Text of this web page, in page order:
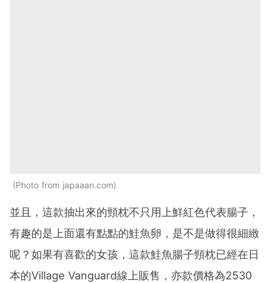
Photo from japaaan.com
並且，這款抽出來的頸枕不只用上鮮紅色代表腸子，
有趣的是上面還有點點的鮭魚卵，是不是做得很細緻
呢？ 如果有喜歡的女孩，這款鮭魚腸子頸枕已經在日
本的Village Vanguard線上販售，亦款價格為2530